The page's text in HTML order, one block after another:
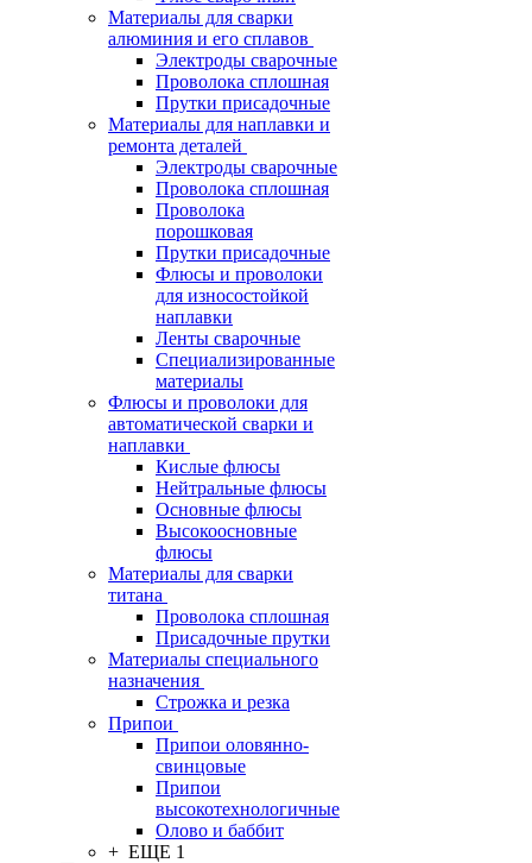
Материалы для сварки
алюминия и его сплавов
Электроды сварочные
Проволока сплошная
Прутки присадочные
Материалы для наплавки и
ремонта деталей
Электроды сварочные
Проволока сплошная
Проволока
порошковая
Прутки присадочные
Флюсы и проволоки
для износостойкой
наплавки
Ленты сварочные
Специализированные
материалы
Флюсы и проволоки для
автоматической сварки и
наплавки
Кислые флюсы
Нейтральные флюсы
Основные флюсы
Высокоосновные
флюсы
Материалы для сварки
титана
Проволока сплошная
Присадочные прутки
Материалы специального
назначения
Строжка и резка
Припои
Припои оловянно-
свинцовые
Припои
высокотехнологичные
Олово и баббит
+ ЕЩЕ 1